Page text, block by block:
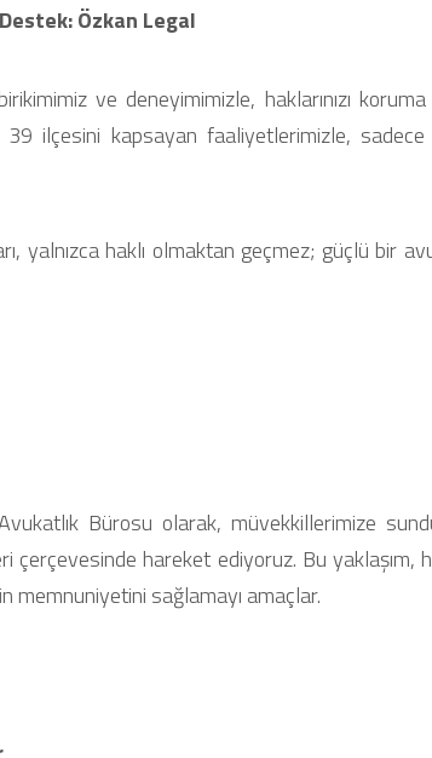
Özkan Legal
ve deneyimimizle, haklarınızı
39 ilçesini kapsayan faaliyetlerimizle,
yalnızca haklı olmaktan geçmez; güçlü bir
Bürosu olarak, müvekkillerimize
çerçevesinde hareket ediyoruz. Bu yaklaşım,
memnuniyetini sağlamayı amaçlar.